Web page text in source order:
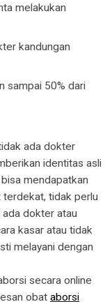
melakukan
kandungan
sampai 50% dari
ada dokter
identitas asli
mendapatkan
terdekat, tidak perlu
dokter atau
kasar atau tidak
melayani dengan
secara online
obat aborsi